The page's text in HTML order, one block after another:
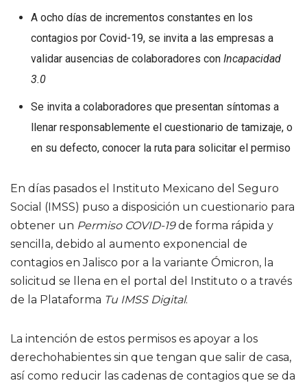
A ocho días de incrementos constantes en los
contagios por Covid-19, se invita a las empresas a
validar ausencias de colaboradores con Incapacidad
3.0
Se invita a colaboradores que presentan síntomas a
llenar responsablemente el cuestionario de tamizaje, o
en su defecto, conocer la ruta para solicitar el permiso
En días pasados el Instituto Mexicano del Seguro
Social (IMSS) puso a disposición un cuestionario para
obtener un Permiso COVID-19de forma rápida y
sencilla, debido al aumento exponencial de
contagios en Jalisco por a la variante Ómicron, la
solicitud se llena en el portal del Instituto o a través
de la Plataforma Tu IMSS Digital.
La intención de estos permisos es apoyar a los
derechohabientes sin que tengan que salir de casa,
así como reducir las cadenas de contagios que se da